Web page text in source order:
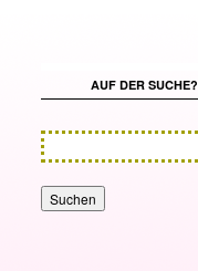
AUF DER SUCHE?